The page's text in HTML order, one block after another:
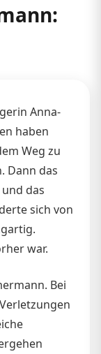
Anna-
haben
Weg zu
Dann das
das
sich von
war.
Bei